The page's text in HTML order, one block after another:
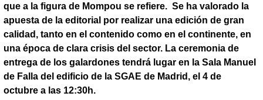
que a la figura de Mompou se refiere. Se ha valorado la
apuesta de la editorial por realizar una edición de gran
calidad, tanto en el contenido como en el continente, en
una época de clara crisis del sector. La ceremonia de
entrega de los galardones tendrá lugar en la Sala Manuel
de Falla del edificio de la SGAE de Madrid, el 4 de
octubre a las 12:30h.